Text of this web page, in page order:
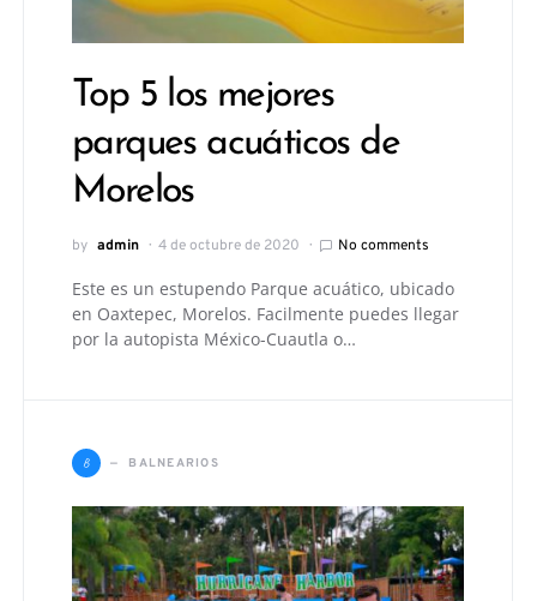
Top 5 los mejores
parques acuáticos de
Morelos
by admin 4 de octubre de 2020 No comments
Este es un estupendo Parque acuático, ubicado
en Oaxtepec, Morelos. Facilmente puedes llegar
por la autopista México-Cuautla o…
B BALNEARIOS